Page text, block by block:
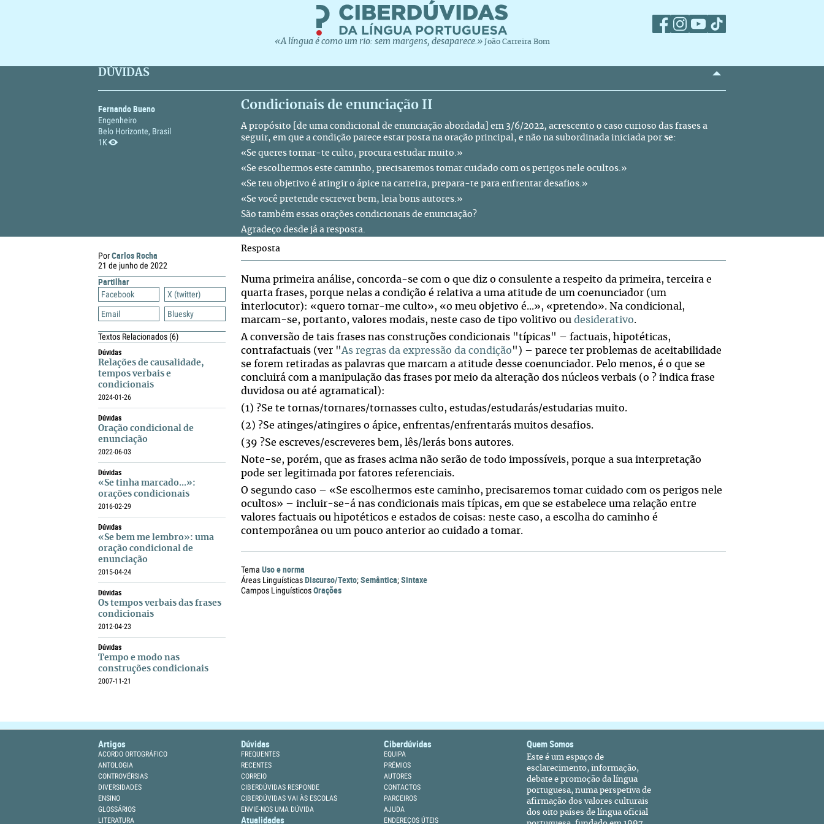
«A língua é como um rio: sem margens, desaparece.» João Carreira Bom
DÚVIDAS
Fernando Bueno
Engenheiro
Belo Horizonte, Brasil
1K
Condicionais de enunciação II
A propósito [de uma condicional de enunciação abordada] em 3/6/2022, acrescento o caso curioso das frases a
seguir, em que a condição parece estar posta na oração principal, e não na subordinada iniciada por se:
«Se queres tornar-te culto, procura estudar muito.»
«Se escolhermos este caminho, precisaremos tomar cuidado com os perigos nele ocultos.»
«Se teu objetivo é atingir o ápice na carreira, prepara-te para enfrentar desafios.»
«Se você pretende escrever bem, leia bons autores.»
São também essas orações condicionais de enunciação?
Agradeço desde já a resposta.
PorCarlos Rocha
21 de junho de 2022
Partilhar
Facebook
X (twitter)
Email
Bluesky
Textos Relacionados(6)
Dúvidas
Relações de causalidade,
tempos verbais e
condicionais
2024-01-26
Dúvidas
Oração condicional de
enunciação
2022-06-03
Dúvidas
«Se tinha marcado...»:
orações condicionais
2016-02-29
Dúvidas
«Se bem me lembro»: uma
oração condicional de
enunciação
2015-04-24
Dúvidas
Os tempos verbais das frases
condicionais
2012-04-23
Dúvidas
Tempo e modo nas
construções condicionais
2007-11-21
Resposta
Numa primeira análise, concorda-se com o que diz o consulente a respeito da primeira, terceira e
quarta frases, porque nelas a condição é relativa a uma atitude de um coenunciador (um
interlocutor): «quero tornar-me culto», «o meu objetivo é...», «pretendo». Na condicional,
marcam-se, portanto, valores modais, neste caso de tipo volitivo ou desiderativo.
A conversão de tais frases nas construções condicionais "típicas" – factuais, hipotéticas,
contrafactuais (ver "As regras da expressão da condição") – parece ter problemas de aceitabilidade
se forem retiradas as palavras que marcam a atitude desse coenunciador. Pelo menos, é o que se
concluirá com a manipulação das frases por meio da alteração dos núcleos verbais (o ? indica frase
duvidosa ou até agramatical):
(1) ?Se te tornas/tornares/tornasses culto, estudas/estudarás/estudarias muito.
(2) ?Se atinges/atingires o ápice, enfrentas/enfrentarás muitos desafios.
(39 ?Se escreves/escreveres bem, lês/lerás bons autores.
Note-se, porém, que as frases acima não serão de todo impossíveis, porque a sua interpretação
pode ser legitimada por fatores referenciais.
O segundo caso – «Se escolhermos este caminho, precisaremos tomar cuidado com os perigos nele
ocultos» – incluir-se-á nas condicionais mais típicas, em que se estabelece uma relação entre
valores factuais ou hipotéticos e estados de coisas: neste caso, a escolha do caminho é
contemporânea ou um pouco anterior ao cuidado a tomar.
Tema Uso e norma
Áreas LinguísticasDiscurso/Texto;Semântica;Sintaxe
Campos LinguísticosOrações
Artigos
ACORDO ORTOGRÁFICO
ANTOLOGIA
CONTROVÉRSIAS
DIVERSIDADES
ENSINO
GLOSSÁRIOS
LITERATURA
Dúvidas
FREQUENTES
RECENTES
CORREIO
CIBERDÚVIDAS RESPONDE
CIBERDÚVIDAS VAI ÀS ESCOLAS
ENVIE-NOS UMA DÚVIDA
Atualidades
Ciberdúvidas
EQUIPA
PRÉMIOS
AUTORES
CONTACTOS
PARCEIROS
AJUDA
ENDEREÇOS ÚTEIS
Quem Somos
Este é um espaço de
esclarecimento, informação,
debate e promoção da língua
portuguesa, numa perspetiva de
afirmação dos valores culturais
dos oito países de língua oficial